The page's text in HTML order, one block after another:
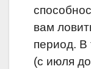
вам
период. В
(с июля